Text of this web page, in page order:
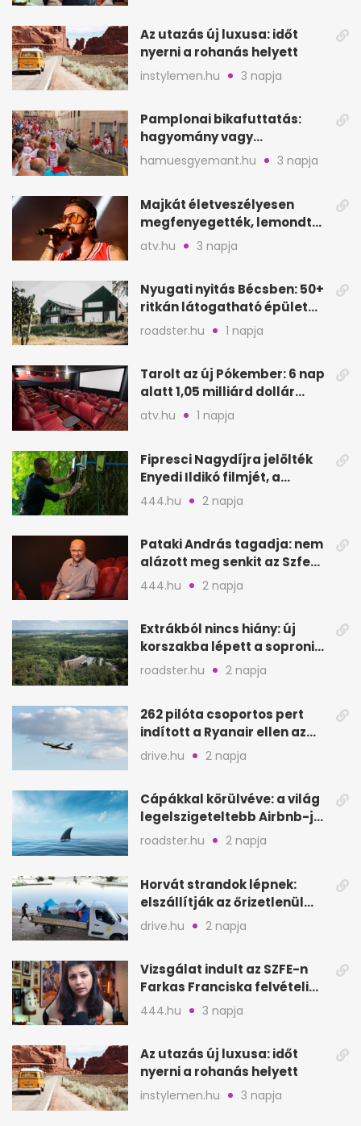
Az utazás új luxusa: időt
nyerni a rohanás helyett
instylemen.hu 3 napja
Pamplonai bikafuttatás:
hagyomány vagy
értelmetlen vérontás?
hamuesgyemant.hu 3 napja
Majkát életveszélyesen
megfenyegették, lemondta
a sepsiszentgyörgyi
atv.hu 3 napja
Nyugati nyitás Bécsben: 50+
ritkán látogatható épület
nyílik meg
roadster.hu 1 napja
Tarolt az új Pókember: 6 nap
alatt 1,05 milliárd dollár
bevétel
atv.hu 1 napja
Fipresci Nagydíjra jelölték
Enyedi Ildikó filmjét, a
Csendes barátot
444.hu 2 napja
Pataki András tagadja: nem
alázott meg senkit az Szfe
felvételijén
444.hu 2 napja
Extrákból nincs hiány: új
korszakba lépett a soproni
Fagus Hotel
roadster.hu 2 napja
262 pilóta csoportos pert
indított a Ryanair ellen az
Egyesült Királyságban
drive.hu 2 napja
Cápákkal körülvéve: a világ
legelszigeteltebb Airbnb-je
a nyílt tengeren
roadster.hu 2 napja
Horvát strandok lépnek:
elszállítják az őrizetlenül
hagyott törölközőket
drive.hu 2 napja
Vizsgálat indult az SZFE-n
Farkas Franciska felvételi
videója után
444.hu 3 napja
Az utazás új luxusa: időt
nyerni a rohanás helyett
instylemen.hu 3 napja